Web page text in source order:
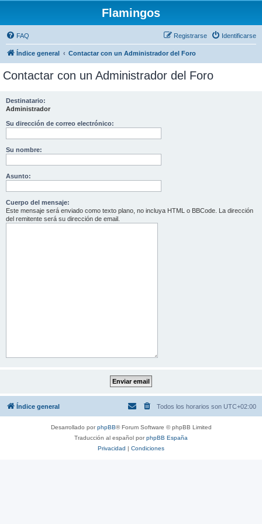
Flamingos
FAQ Identificarse
Registrarse
Índice general Contactar con un Administrador del Foro
Contactar con un Administrador del Foro
Destinatario:
Administrador
Su dirección de correo electrónico:
Su nombre:
Asunto:
Cuerpo del mensaje:
Este mensaje será enviado como texto plano, no incluya HTML o BBCode. La dirección
del remitente será su dirección de email.
Índice general Todos los horarios son UTC+02:00
Desarrollado porphpBB® Forum Software © phpBB Limited
Traducción al español porphpBB España
Privacidad | Condiciones